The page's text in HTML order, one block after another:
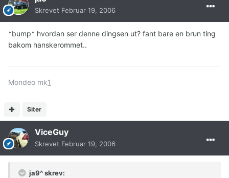
Skrevet Februar 19, 2006
*bump* hvordan ser denne dingsen ut? fant bare en brun ting
bakom hanskerommet..
Siter
Mondeo mk1
ViceGuy
Skrevet Februar 19, 2006
ja9^ skrev: